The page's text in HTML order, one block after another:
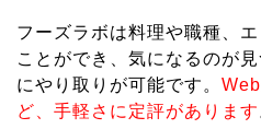
フーズラボは料理や職種、
ことができ、気になるのが
にやり取りが可能です。
ど、手軽さに定評があります